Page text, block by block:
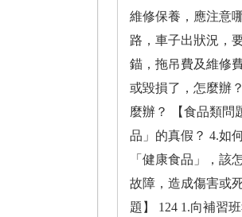
維修保養，應注意
路，車子出狀況，
錨，拖吊費及維修
或毀損了，怎麼辦
麼辦？ 【食品類問
品」的真假？ 4.如
「健康食品」，該
故障，造成傷害或
題】 124 1.向補習